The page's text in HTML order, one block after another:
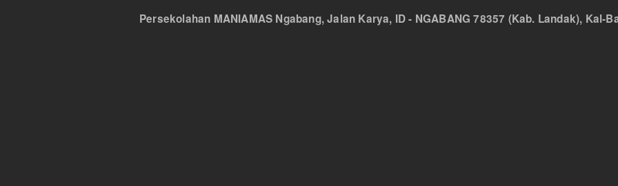
Persekolahan MANIAMAS Ngabang, Jalan Karya, ID - NGABANG 78357 (Kab. Landak), Kal-